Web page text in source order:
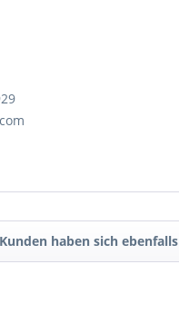
Kunden haben sich